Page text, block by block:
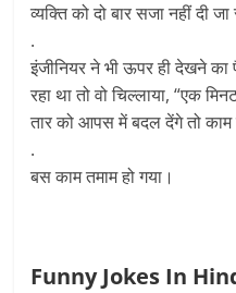
व्यक्ति को दो बार सजा नहीं दी
.
इंजीनियर ने भी ऊपर ही देखने
रहा था तो वो चिल्लाया, “एक
तार को आपस में बदल देंगे तो काम
.
बस काम तमाम हो गया।
Funny Jokes In